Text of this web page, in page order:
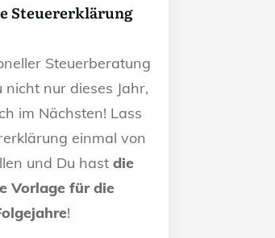
Steuererklärung
Steuerberatung
nicht nur dieses Jahr,
im Nächsten! Lass
einmal von
und Du hast die
Vorlage für die
!